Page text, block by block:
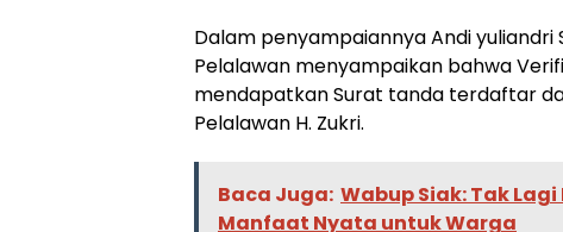
Dalam penyampaiannya Andi
Pelalawan menyampaikan bahwa
mendapatkan Surat tanda terdaftar
Pelalawan H. Zukri.
Baca Juga: Wabup Siak: Tak
Manfaat Nyata untuk Warga